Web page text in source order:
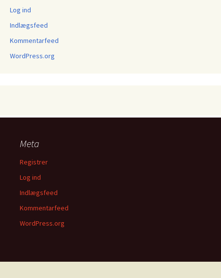
Log ind
Indlægsfeed
Kommentarfeed
WordPress.org
Meta
Registrer
Log ind
Indlægsfeed
Kommentarfeed
WordPress.org